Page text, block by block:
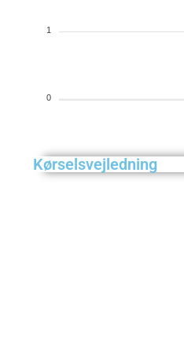
1
0
Kørselsvejledning